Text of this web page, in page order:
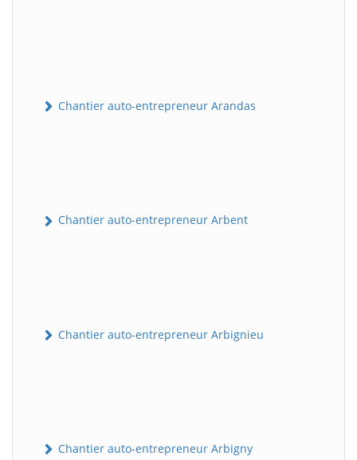
Chantier auto-entrepreneur Arandas
Chantier auto-entrepreneur Arbent
Chantier auto-entrepreneur Arbignieu
Chantier auto-entrepreneur Arbigny